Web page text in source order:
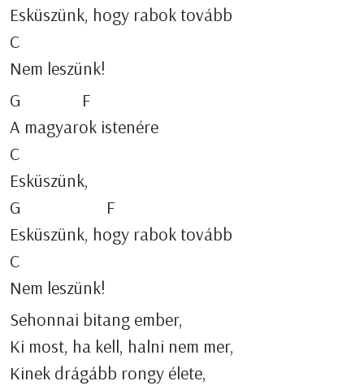
Esküszünk, hogy rabok tovább
C
Nem leszünk!
G F
A magyarok istenére
C
Esküszünk,
G F
Esküszünk, hogy rabok tovább
C
Nem leszünk!
Sehonnai bitang ember,
Ki most, ha kell, halni nem mer,
Kinek drágább rongy élete,